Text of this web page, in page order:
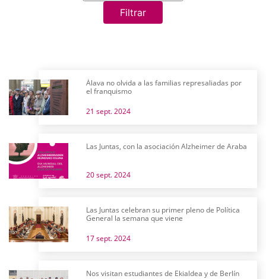
Filtrar
Álava no olvida a las familias represaliadas por
el franquismo
21 sept. 2024
Las Juntas, con la asociación Alzheimer de Araba
20 sept. 2024
Las Juntas celebran su primer pleno de Política
General la semana que viene
17 sept. 2024
Nos visitan estudiantes de Ekialdea y de Berlín